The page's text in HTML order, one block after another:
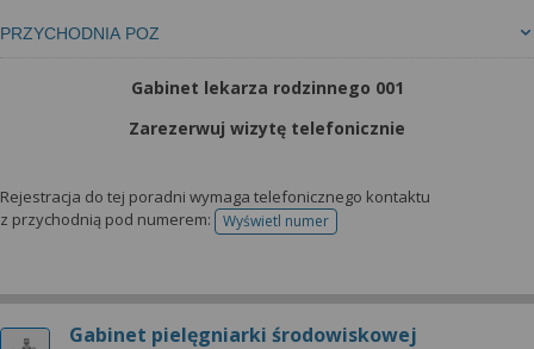
PRZYCHODNIA POZ
Gabinet lekarza rodzinnego 001
Zarezerwuj wizytę telefonicznie
Rejestracja do tej poradni wymaga telefonicznego kontaktu
z przychodnią pod numerem:
Wyświetl numertelefonu do rejestracji
Gabinet pielęgniarki środowiskowej